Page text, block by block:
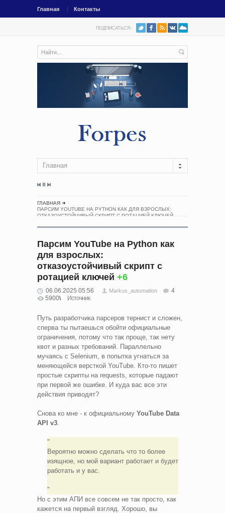
Главная Контакты
ПОДПИСАТЬСЯ:
Главная
ГЛАВНАЯ
ПАРСИМ YOUTUBE НА PYTHON КАК ДЛЯ ВЗРОСЛЫХ:
ОТКАЗОУСТОЙЧИВЫЙ СКРИПТ С РОТАЦИЕЙ КЛЮЧЕЙ
Парсим YouTube на Python как
для взрослых:
отказоустойчивый скрипт с
ротацией ключей +6
06.06.2025 05:56 Markus_automation
4
5900
Источник
Путь разработчика парсеров тернист и сложен,
сперва ты пытаешься обойти официальные
ограничения, потому что так проще, так нету
квот и разных требований. Параллельно
мучаясь с Selenium, в попытка угнаться за
меняющейся версткой YouTube. Кто-то пишет
простые скрипты на requests, которые падают
при первой же ошибке. И куда вас все эти
действия приводят?
Снова ко мне - к официальному YouTube Data
API v3
Вероятно можно сделать что то более
изящное, но мой вариант работает и будет
работать и у вас.
Но с этим АПИ все совсем не так просто, как
кажется на первый взгляд. Хорошо, вы